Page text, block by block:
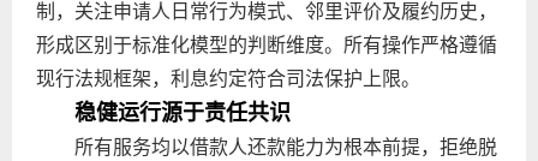
制，关注申请人日常行为模式、邻里评价及履约历史，
形成区别于标准化模型的判断维度。所有操作严格遵循
现行法规框架，利息约定符合司法保护上限。
稳健运行源于责任共识
所有服务均以借款人还款能力为根本前提，拒绝脱